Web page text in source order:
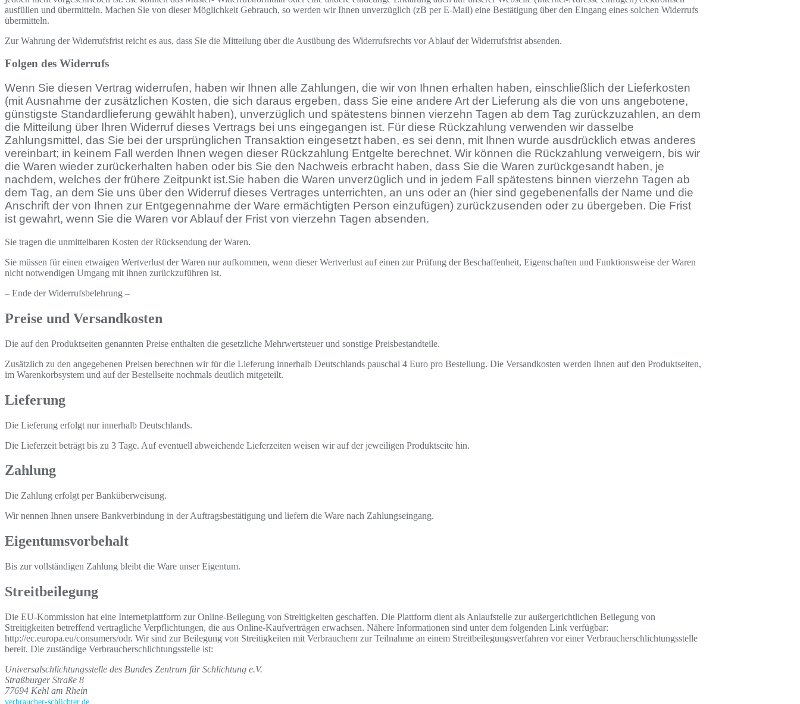
ausfüllen und übermitteln. Machen Sie von dieser Möglichkeit Gebrauch, so werden wir Ihnen unverzüglich (zB per E-Mail) eine Bestätigung über den Eingang eines solchen Widerrufs
übermitteln.
Zur Wahrung der Widerrufsfrist reicht es aus, dass Sie die Mitteilung über die Ausübung des Widerrufsrechts vor Ablauf der Widerrufsfrist absenden.
Folgen des Widerrufs
Wenn Sie diesen Vertrag widerrufen, haben wir Ihnen alle Zahlungen, die wir von Ihnen erhalten haben, einschließlich der Lieferkosten
(mit Ausnahme der zusätzlichen Kosten, die sich daraus ergeben, dass Sie eine andere Art der Lieferung als die von uns angebotene,
günstigste Standardlieferung gewählt haben), unverzüglich und spätestens binnen vierzehn Tagen ab dem Tag zurückzuzahlen, an dem
die Mitteilung über Ihren Widerruf dieses Vertrags bei uns eingegangen ist. Für diese Rückzahlung verwenden wir dasselbe
Zahlungsmittel, das Sie bei der ursprünglichen Transaktion eingesetzt haben, es sei denn, mit Ihnen wurde ausdrücklich etwas anderes
vereinbart; in keinem Fall werden Ihnen wegen dieser Rückzahlung Entgelte berechnet. Wir können die Rückzahlung verweigern, bis wir
die Waren wieder zurückerhalten haben oder bis Sie den Nachweis erbracht haben, dass Sie die Waren zurückgesandt haben, je
nachdem, welches der frühere Zeitpunkt ist.Sie haben die Waren unverzüglich und in jedem Fall spätestens binnen vierzehn Tagen ab
dem Tag, an dem Sie uns über den Widerruf dieses Vertrages unterrichten, an uns oder an (hier sind gegebenenfalls der Name und die
Anschrift der von Ihnen zur Entgegennahme der Ware ermächtigten Person einzufügen) zurückzusenden oder zu übergeben. Die Frist
ist gewahrt, wenn Sie die Waren vor Ablauf der Frist von vierzehn Tagen absenden.
Sie tragen die unmittelbaren Kosten der Rücksendung der Waren.
Sie müssen für einen etwaigen Wertverlust der Waren nur aufkommen, wenn dieser Wertverlust auf einen zur Prüfung der Beschaffenheit, Eigenschaften und Funktionsweise der Waren
nicht notwendigen Umgang mit ihnen zurückzuführen ist.
– Ende der Widerrufsbelehrung –
Preise und Versandkosten
Die auf den Produktseiten genannten Preise enthalten die gesetzliche Mehrwertsteuer und sonstige Preisbestandteile.
Zusätzlich zu den angegebenen Preisen berechnen wir für die Lieferung innerhalb Deutschlands pauschal 4 Euro pro Bestellung. Die Versandkosten werden Ihnen auf den Produktseiten,
im Warenkorbsystem und auf der Bestellseite nochmals deutlich mitgeteilt.
Lieferung
Die Lieferung erfolgt nur innerhalb Deutschlands.
Die Lieferzeit beträgt bis zu 3 Tage. Auf eventuell abweichende Lieferzeiten weisen wir auf der jeweiligen Produktseite hin.
Zahlung
Die Zahlung erfolgt per Banküberweisung.
Wir nennen Ihnen unsere Bankverbindung in der Auftragsbestätigung und liefern die Ware nach Zahlungseingang.
Eigentumsvorbehalt
Bis zur vollständigen Zahlung bleibt die Ware unser Eigentum.
Streitbeilegung
Die EU-Kommission hat eine Internetplattform zur Online-Beilegung von Streitigkeiten geschaffen. Die Plattform dient als Anlaufstelle zur außergerichtlichen Beilegung von
Streitigkeiten betreffend vertragliche Verpflichtungen, die aus Online-Kaufverträgen erwachsen. Nähere Informationen sind unter dem folgenden Link verfügbar:
http://ec.europa.eu/consumers/odr. Wir sind zur Beilegung von Streitigkeiten mit Verbrauchern zur Teilnahme an einem Streitbeilegungsverfahren vor einer Verbraucherschlichtungsstelle
bereit. Die zuständige Verbraucherschlichtungsstelle ist:
Universalschlichtungsstelle des Bundes Zentrum für Schlichtung e.V.
Straßburger Straße 8
77694 Kehl am Rhein
verbraucher-schlichter.de